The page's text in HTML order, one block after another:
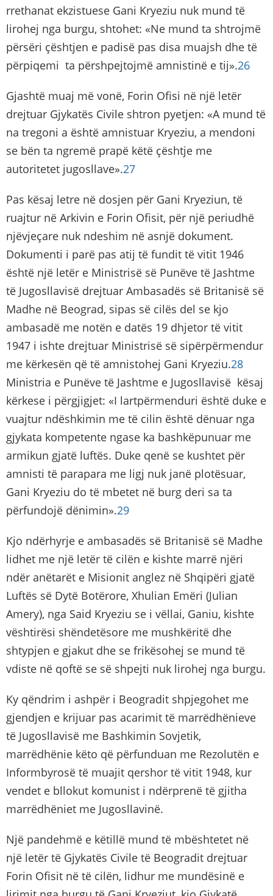
rrethanat ekzistuese Gani Kryeziu nuk mund të
lirohej nga burgu, shtohet: «Ne mund ta shtrojmë
përsëri çështjen e padisë pas disa muajsh dhe të
përpiqemi ta përshpejtojmë amnistinë e tij».26
Gjashtë muaj më vonë, Forin Ofisi në një letër
drejtuar Gjykatës Civile shtron pyetjen: «A mund të
na tregoni a është amnistuar Kryeziu, a mendoni
se bën ta ngremë prapë këtë çështje me
autoritetet jugosllave».27
Pas kësaj letre në dosjen për Gani Kryeziun, të
ruajtur në Arkivin e Forin Ofisit, për një periudhë
njëvjeçare nuk ndeshim në asnjë dokument.
Dokumenti i parë pas atij të fundit të vitit 1946
është një letër e Ministrisë së Punëve të Jashtme
të Jugosllavisë drejtuar Ambasadës së Britanisë së
Madhe në Beograd, sipas së cilës del se kjo
ambasadë me notën e datës 19 dhjetor të vitit
1947 i ishte drejtuar Ministrisë së sipërpërmendur
me kërkesën që të amnistohej Gani Kryeziu.28
Ministria e Punëve të Jashtme e Jugosllavisë kësaj
kërkese i përgjigjet: «I lartpërmenduri është duke e
vuajtur ndëshkimin me të cilin është dënuar nga
gjykata kompetente ngase ka bashkëpunuar me
armikun gjatë luftës. Duke qenë se kushtet për
amnisti të parapara me ligj nuk janë plotësuar,
Gani Kryeziu do të mbetet në burg deri sa ta
përfundojë dënimin».29
Kjo ndërhyrje e ambasadës së Britanisë së Madhe
lidhet me një letër të cilën e kishte marrë njëri
ndër anëtarët e Misionit anglez në Shqipëri gjatë
Luftës së Dytë Botërore, Xhulian Emëri (Julian
Amery), nga Said Kryeziu se i vëllai, Ganiu, kishte
vështirësi shëndetësore me mushkëritë dhe
shtypjen e gjakut dhe se frikësohej se mund të
vdiste në qoftë se së shpejti nuk lirohej nga burgu.
Ky qëndrim i ashpër i Beogradit shpjegohet me
gjendjen e krijuar pas acarimit të marrëdhënieve
të Jugosllavisë me Bashkimin Sovjetik,
marrëdhënie këto që përfunduan me Rezolutën e
Informbyrosë të muajit qershor të vitit 1948, kur
vendet e bllokut komunist i ndërprenë të gjitha
marrëdhëniet me Jugosllavinë.
Një pandehmë e këtillë mund të mbështetet në
një letër të Gjykatës Civile të Beogradit drejtuar
Forin Ofisit në të cilën, lidhur me mundësinë e